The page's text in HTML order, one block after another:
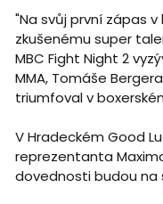
"Na svůj první zápas
zkušenému super
MBC Fight Night 2
MMA, Tomáše
triumfoval v
V Hradeckém Good
reprezentanta
dovednosti budou na